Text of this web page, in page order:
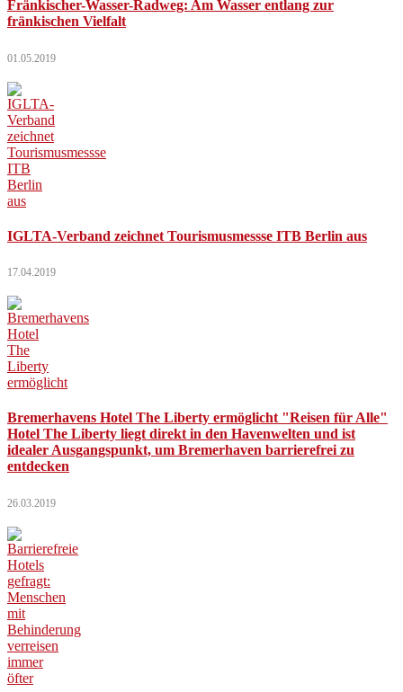
Fränkischer-Wasser-Radweg: Am Wasser entlang zur
fränkischen Vielfalt
01.05.2019
IGLTA-Verband zeichnet Tourismusmessse ITB Berlin aus
17.04.2019
Bremerhavens Hotel The Liberty ermöglicht "Reisen für Alle"
Hotel The Liberty liegt direkt in den Havenwelten und ist
idealer Ausgangspunkt, um Bremerhaven barrierefrei zu
entdecken
26.03.2019